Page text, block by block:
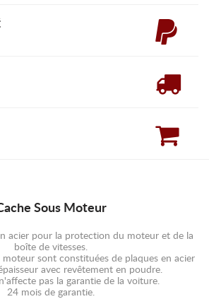
Sous Moteur
acier pour la protection du moteur et de la
boîte de vitesses.
sont constituées de plaques en acier
avec revêtement en poudre.
pas la garantie de la voiture.
24 mois de garantie.